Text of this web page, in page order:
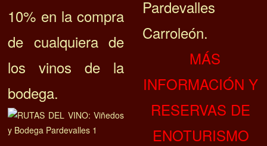
10% en la compra
de cualquiera de
los vinos de la
bodega.
Pardevalles
Carroleón.
MÁS
INFORMACIÓN Y
RESERVAS DE
ENOTURISMO